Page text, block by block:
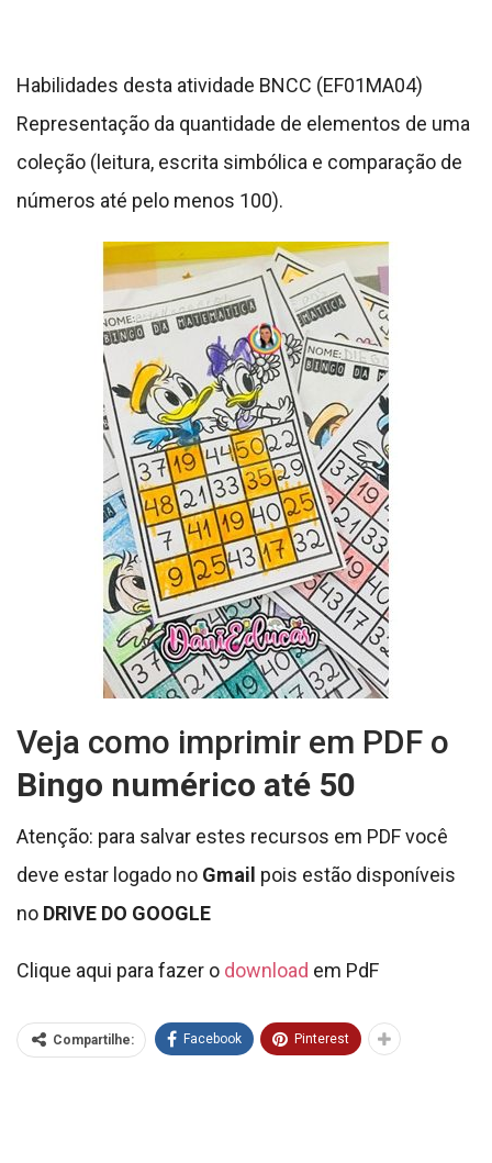
Habilidades desta atividade BNCC (EF01MA04)
Representação da quantidade de elementos de uma
coleção (leitura, escrita simbólica e comparação de
números até pelo menos 100).
Veja como imprimir em PDF o
Bingo numérico até 50
Atenção: para salvar estes recursos em PDF você
deve estar logado no Gmail pois estão disponíveis
no DRIVE DO GOOGLE
Clique aqui para fazer o download em PdF
Compartilhe: Facebook Pinterest